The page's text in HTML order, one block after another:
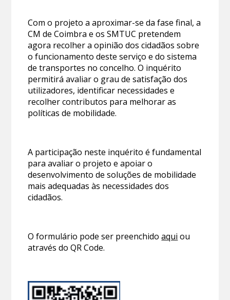
Com o projeto a aproximar-se da fase final, a
CM de Coimbra e os SMTUC pretendem
agora recolher a opinião dos cidadãos sobre
o funcionamento deste serviço e do sistema
de transportes no concelho. O inquérito
permitirá avaliar o grau de satisfação dos
utilizadores, identificar necessidades e
recolher contributos para melhorar as
políticas de mobilidade.
A participação neste inquérito é fundamental
para avaliar o projeto e apoiar o
desenvolvimento de soluções de mobilidade
mais adequadas às necessidades dos
cidadãos.
O formulário pode ser preenchidoaqui ou
através do QR Code.